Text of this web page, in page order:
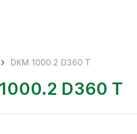
DKM 1000.2 D360 T
1000.2 D360 T